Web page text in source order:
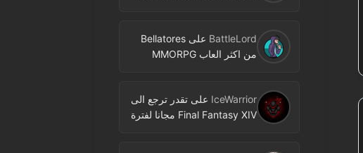
BattleLord علىBellatores
من اكثر العاب MMORPG
النشر
IceWarrior علىتقدر ترجع الى
Final Fantasy XIV مجانا لفترة